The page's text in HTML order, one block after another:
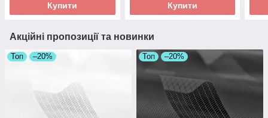
Купити Купити
Акційні пропозиції та новинки
Топ –20% Топ –20%